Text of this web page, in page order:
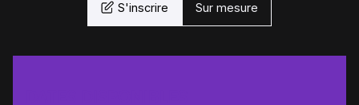
S'inscrire Sur mesure